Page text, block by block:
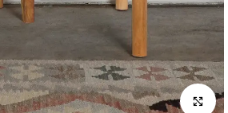
לחץ להגדלה